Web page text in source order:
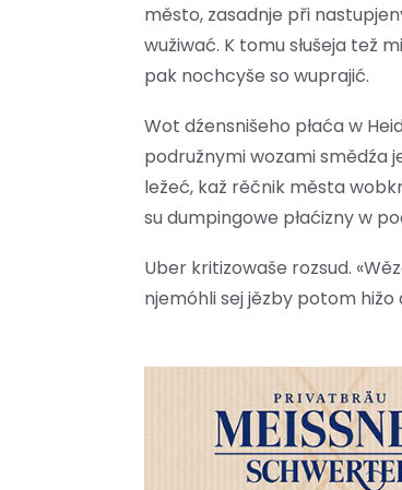
město, zasadnje při
wužiwać. K tomu słušeja tež
pak nochcyše so wuprajić.
Wot dźensnišeho płaća w
podružnymi wozami smědźa
ležeć, kaž rěčnik města
su dumpingowe płaćizny w
Uber kritizowaše rozsud.
njemóhli sej jězby potom